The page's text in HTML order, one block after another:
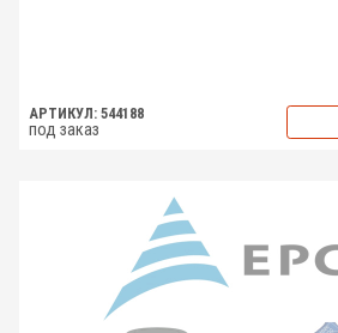
АРТИКУЛ: 544188
под заказ